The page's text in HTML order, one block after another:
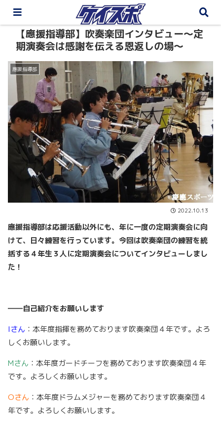
【應援指導部】吹奏楽団インタビュー～定
期演奏会は感謝を伝える恩返しの場～
應援指導部
2022.10.13
應援指導部は応援活動以外にも、年に一度の定期演奏会に向
けて、日々練習を行っています。今回は吹奏楽団の練習を統
括する４年生３人に定期演奏会についてインタビューしまし
た！
――自己紹介をお願いします
Iさん ：本年度指揮を務めております吹奏楽団４年です。よろ
しくお願いします。
Mさん ：本年度ガードチーフを務めております吹奏楽団４年
です。よろしくお願いします。
Oさん ：本年度ドラムメジャーを務めております吹奏楽団４
年です。よろしくお願いします。